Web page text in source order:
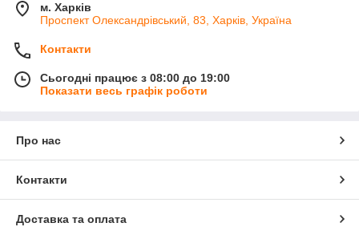
м. Харків
Проспект Олександрівський, 83, Харків, Україна
Контакти
Сьогодні працює з 08:00 до 19:00
Показати весь графік роботи
Про нас
Контакти
Доставка та оплата